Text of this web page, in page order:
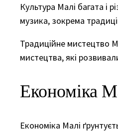
Культура Малі багата і
музика, зокрема
Традиційне мистецтво
мистецтва, які
Економіка
Економіка Малі